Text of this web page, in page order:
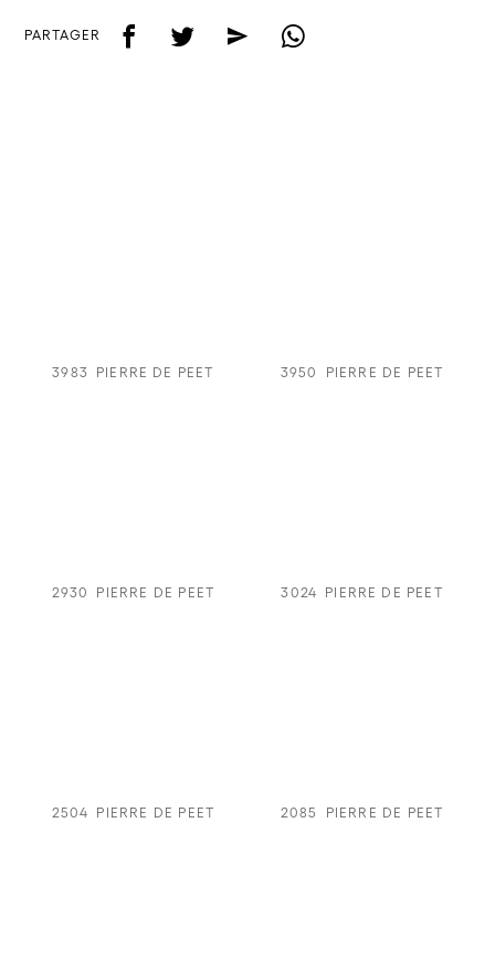
PARTAGER f t e w
3983 PIERRE DE PEET 3950 PIERRE DE PEET
2930 PIERRE DE PEET 3024 PIERRE DE PEET
2504 PIERRE DE PEET 2085 PIERRE DE PEET